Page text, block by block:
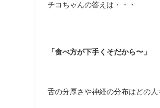
チコちゃんの答えは・・・
「食べ方が下手くそだから〜」
舌の分厚さや神経の分布はどの